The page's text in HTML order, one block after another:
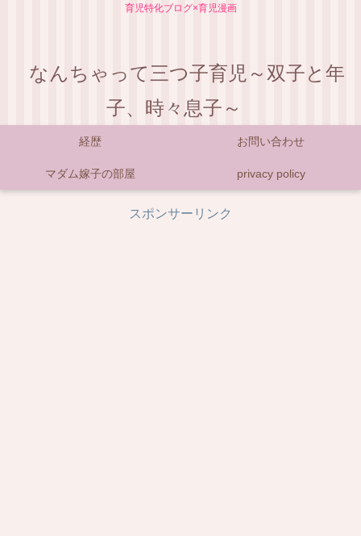
育児特化ブログ×育児漫画
なんちゃって三つ子育児～双子と年
子、時々息子～
経歴 お問い合わせ
マダム嫁子の部屋 privacy policy
スポンサーリンク